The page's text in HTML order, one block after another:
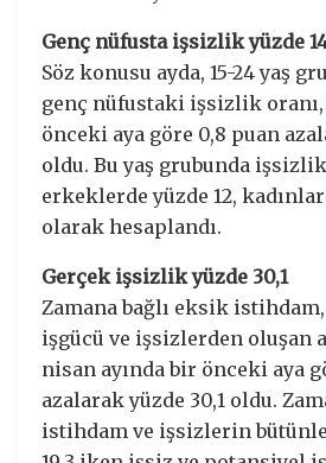
Genç nüfusta işsizlik yüzde
Söz konusu ayda, 15-24 yaş
genç nüfustaki işsizlik
önceki aya göre 0,8 puan
oldu. Bu yaş grubunda
erkeklerde yüzde 12,
olarak hesaplandı.
Gerçek işsizlik yüzde 30,1
Zamana bağlı eksik
işgücü ve işsizlerden oluşan
nisan ayında bir önceki aya
azalarak yüzde 30,1 oldu.
istihdam ve işsizlerin